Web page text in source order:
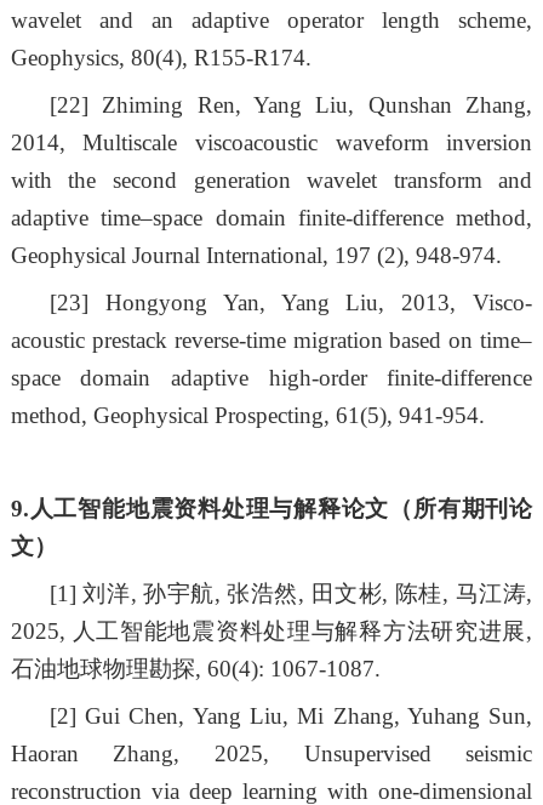
wavelet and an adaptive operator length scheme,
Geophysics, 80(4), R155-R174.
[22] Zhiming Ren, Yang Liu, Qunshan Zhang,
2014, Multiscale viscoacoustic waveform inversion
with the second generation wavelet transform and
adaptive time–space domain finite-difference method,
Geophysical Journal International, 197 (2), 948-974.
[23] Hongyong Yan, Yang Liu, 2013, Visco-
acoustic prestack reverse-time migration based on time–
space domain adaptive high-order finite-difference
method, Geophysical Prospecting, 61(5), 941-954.
9. 人工智能地震资料处理与解释论文（所有期刊论
文）
[1]刘洋,孙宇航,张浩然, 田文彬, 陈桂, 马江涛,
2025, 人工智能地震资料处理与解释方法研究进展,
石油地球物理勘探, 60(4): 1067-1087.
[2]Gui Chen, Yang Liu, Mi Zhang, Yuhang Sun,
Haoran Zhang, 2025, Unsupervised seismic
reconstruction via deep learning with one-dimensional